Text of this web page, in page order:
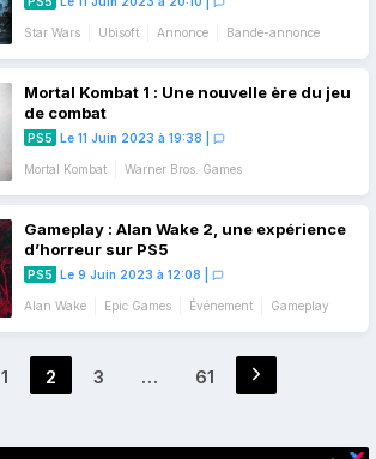
Star Wars Ubisoft Annonce Bande-annonce
Mortal Kombat 1 : Une nouvelle ère du jeu
de combat
PS5 Le 11 Juin 2023 à 19:38
Mortal Kombat
Warner Bros. Games
Gameplay : Alan Wake 2, une expérience
d’horreur sur PS5
PS5 Le 9 Juin 2023 à 12:08
Alan Wake Epic Games Événement Gameplay
Page
1 Page
2 Page
3 … Page
61